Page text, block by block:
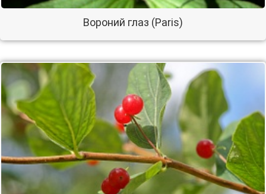
Вороний глаз (Paris)